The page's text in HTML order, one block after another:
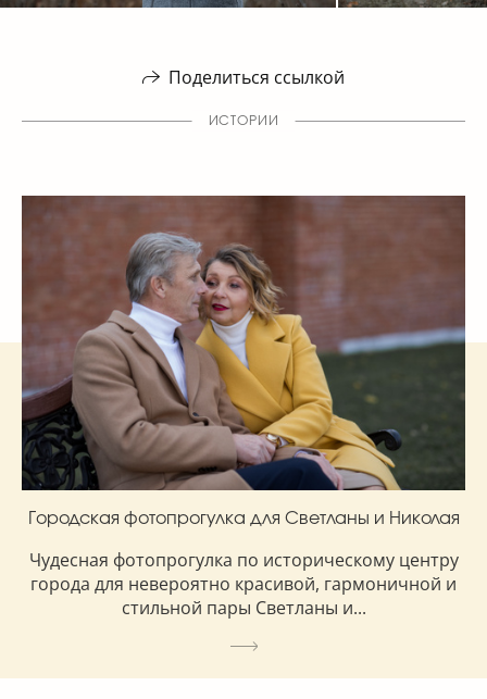
Поделиться ссылкой
ИСТОРИИ
Городская фотопрогулка для Светланы и Николая
Чудесная фотопрогулка по историческому центру
города для невероятно красивой, гармоничной и
стильной пары Светланы и...